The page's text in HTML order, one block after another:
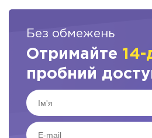
Без обмежень
Отримайте 14-
пробний